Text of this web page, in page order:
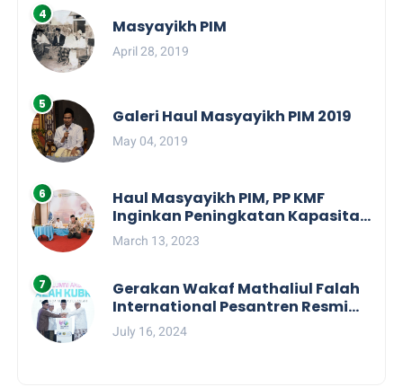
Masyayikh PIM
April 28, 2019
Galeri Haul Masyayikh PIM 2019
May 04, 2019
Haul Masyayikh PIM, PP KMF
Inginkan Peningkatan Kapasitas
dan Kolaborasi Semua KMF
Daerah
March 13, 2023
Gerakan Wakaf Mathaliul Falah
International Pesantren Resmi
Diluncurkan
July 16, 2024